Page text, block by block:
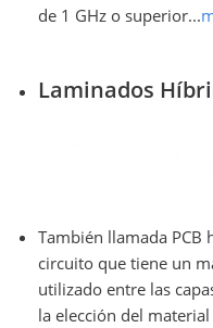
de 1 GHz o superior...
Laminados
También llamada PCB
circuito que tiene un
utilizado entre las
la elección del